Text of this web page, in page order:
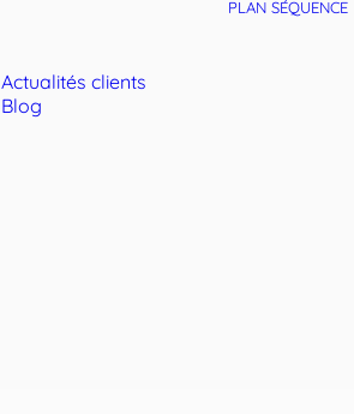
Actualités clients
Blog
PLAN SÉQUENCE